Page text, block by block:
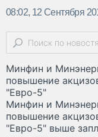
08:02, 12 Сентября
Минфин и
повышение
"Евро-5"
Минфин и
повышение
"Евро-5" выше